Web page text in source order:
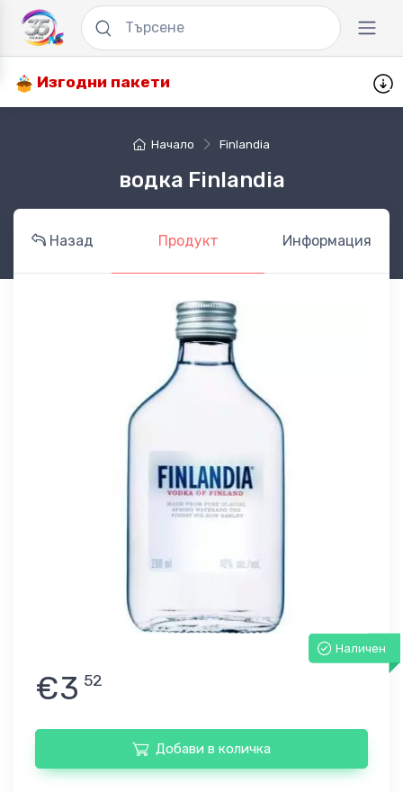
Изгодни пакети
Начало Finlandia
водка Finlandia
Назад Продукт Информация
Наличен
€3 52
Добави в количка